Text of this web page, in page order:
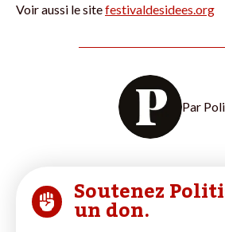
Voir aussi le sitefestivaldesidees.org
Par
Soutenez
un don.